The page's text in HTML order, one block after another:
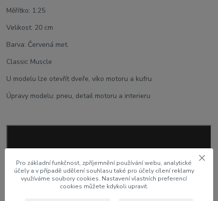
Měřítko: 1:25
Velikost: 20 cm
Barva: Červená met.
Classic Muscle
U modelu lze otevřít dveře, víko motoru a kufru
Úpravy modelu: pneu, detail motoru a interieru
Pro základní funkčnost, zpříjemnění používání webu, analytické
účely a v případě udělení souhlasu také pro účely cílení reklamy
využíváme soubory cookies. Nastavení vlastních preferencí
cookies můžete kdykoli upravit.